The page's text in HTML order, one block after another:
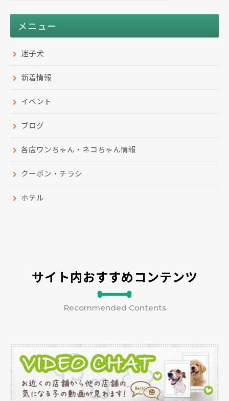
メニュー
迷子犬
新着情報
イベント
ブログ
各店ワンちゃん・ネコちゃん情報
クーポン・チラシ
ホテル
サイト内おすすめコンテンツ
Recommended Contents